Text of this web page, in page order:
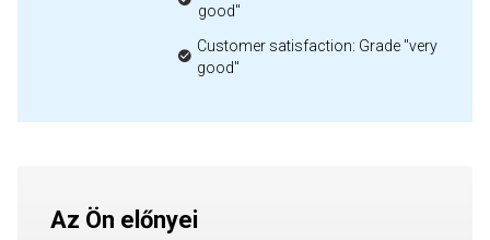
good"
Customer satisfaction: Grade "very
good"
Az Ön előnyei